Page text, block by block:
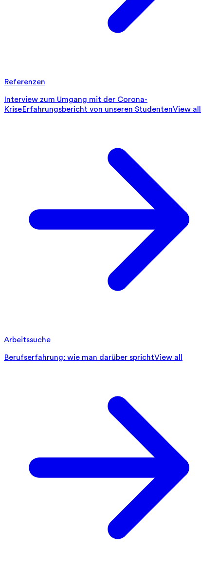
Referenzen
Interview zum Umgang mit der Corona-
KriseErfahrungsbericht von unseren StudentenView all
Arbeitssuche
Berufserfahrung: wie man darüber sprichtView all